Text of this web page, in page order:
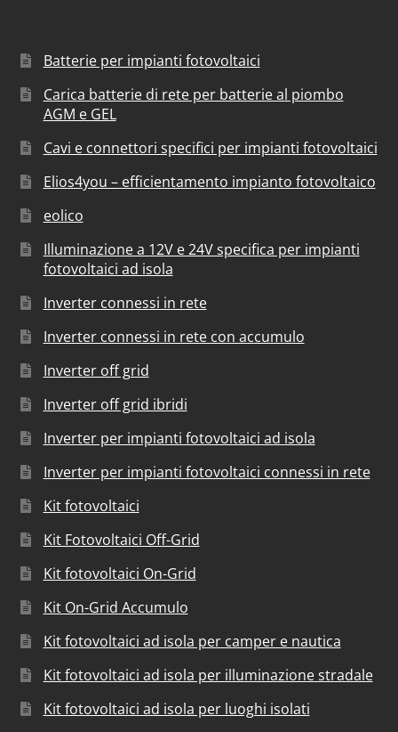
Batterie per impianti fotovoltaici
Carica batterie di rete per batterie al piombo
AGM e GEL
Cavi e connettori specifici per impianti fotovoltaici
Elios4you – efficientamento impianto fotovoltaico
eolico
Illuminazione a 12V e 24V specifica per impianti
fotovoltaici ad isola
Inverter connessi in rete
Inverter connessi in rete con accumulo
Inverter off grid
Inverter off grid ibridi
Inverter per impianti fotovoltaici ad isola
Inverter per impianti fotovoltaici connessi in rete
Kit fotovoltaici
Kit Fotovoltaici Off-Grid
Kit fotovoltaici On-Grid
Kit On-Grid Accumulo
Kit fotovoltaici ad isola per camper e nautica
Kit fotovoltaici ad isola per illuminazione stradale
Kit fotovoltaici ad isola per luoghi isolati